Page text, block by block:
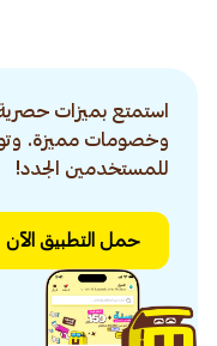
استمتع بميزات
وخصومات مميزة.
للمستخدمين الجدد!
حمل التطبيق الآن